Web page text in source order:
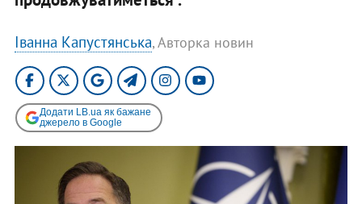
Іванна Капустянська, Авторка новин
Додати LB.ua як бажане
джерело в Google